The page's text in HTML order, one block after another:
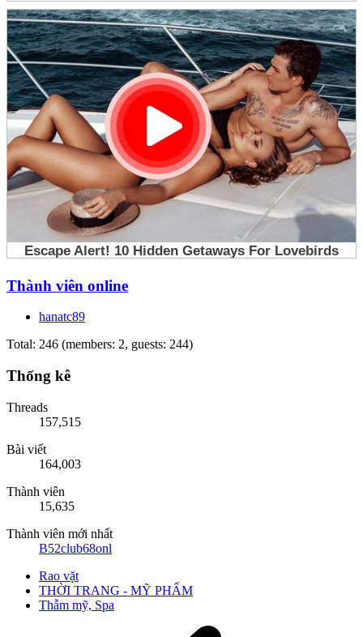
Thành viên online
hanatc89
Total: 246 (members: 2, guests: 244)
Thống kê
Threads
157,515
Bài viết
164,003
Thành viên
15,635
Thành viên mới nhất
B52club68onl
Rao vặt
THỜI TRANG - MỸ PHẨM
Thẫm mỹ, Spa